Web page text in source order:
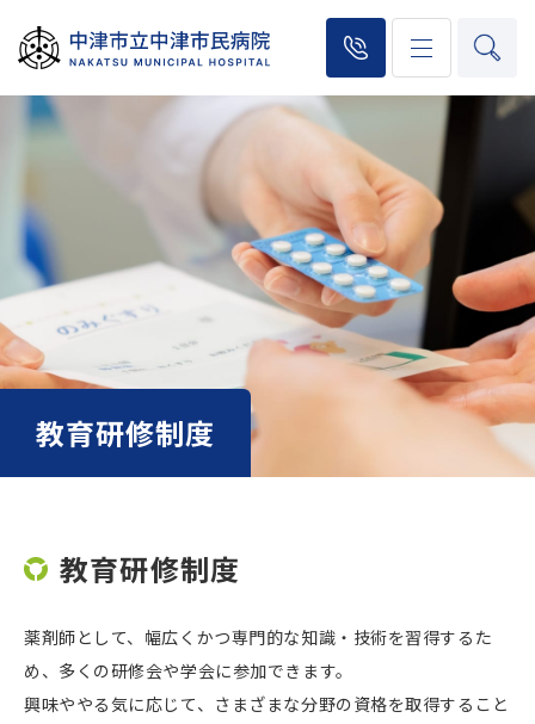
教育研修制度
教育研修制度
薬剤師として、幅広くかつ専門的な知識・技術を習得するた
め、多くの研修会や学会に参加できます。
興味ややる気に応じて、さまざまな分野の資格を取得すること